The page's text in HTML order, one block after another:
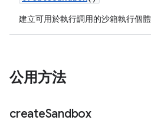
建立可用於執行調用的沙箱執行個體
公用方法
createSandbox